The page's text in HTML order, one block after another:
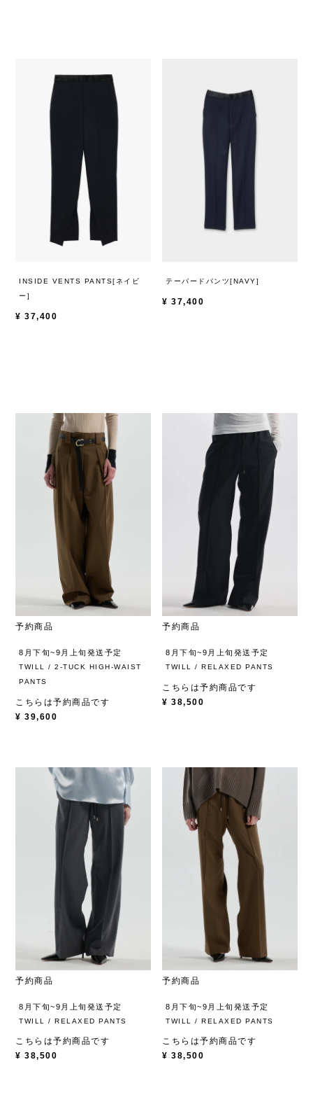
INSIDE VENTS PANTS[ネイビ
ー]
¥ 37,400
テーパードパンツ[NAVY]
¥ 37,400
予約商品
8月下旬~9月上旬発送予定
TWILL / 2-TUCK HIGH-WAIST
PANTS
こちらは予約商品です
¥ 39,600
予約商品
8月下旬~9月上旬発送予定
TWILL / RELAXED PANTS
こちらは予約商品です
¥ 38,500
予約商品
8月下旬~9月上旬発送予定
TWILL / RELAXED PANTS
こちらは予約商品です
¥ 38,500
予約商品
8月下旬~9月上旬発送予定
TWILL / RELAXED PANTS
こちらは予約商品です
¥ 38,500